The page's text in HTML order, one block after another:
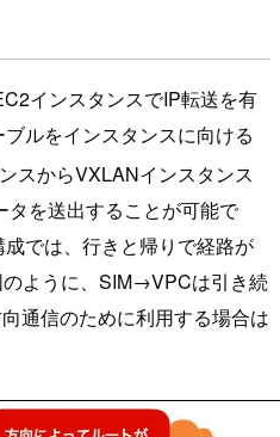
インスタンスでIP転送を有
ルをインスタンスに向ける
スからVXLANインスタンス
タを送出することが可能で
では、行きと帰りで経路が
ように、SIM→VPCは引き続
通信のために利用する場合は